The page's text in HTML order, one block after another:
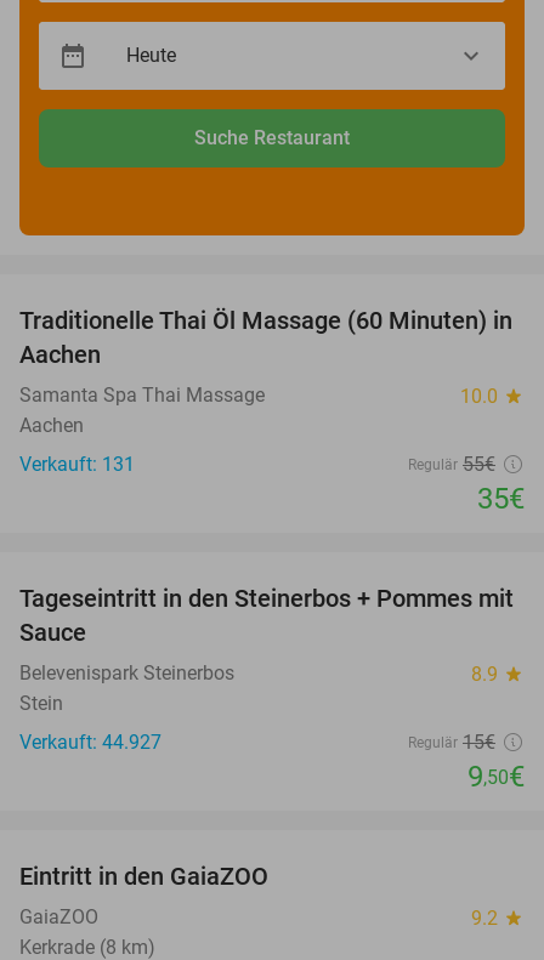
Suche Restaurant
36%
Traditionelle Thai Öl Massage (60 Minuten) in
Aachen
Samanta Spa Thai Massage 10.0 star
Aachen
Verkauft: 131
Regulär 55€
35€
37%
Tageseintritt in den Steinerbos + Pommes mit
Sauce
Belevenispark Steinerbos 8.9 star
Stein
Verkauft: 44.927
Regulär 15€
9,50€
Eintritt in den GaiaZOO
GaiaZOO 9.2 star
Kerkrade (8 km)